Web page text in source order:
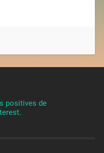
positives de